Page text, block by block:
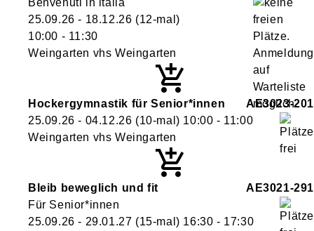
25.09.26 - 18.12.26 (12-mal)
10:00 - 11:30
Weingarten vhs Weingarten
Hockergymnastik für Senior*innen
AE3023-201
25.09.26 - 04.12.26 (10-mal) 10:00 - 11:00
Weingarten vhs Weingarten
Bleib beweglich und fit
AE3021-291
Für Senior*innen
25.09.26 - 29.01.27 (15-mal) 16:30 - 17:30